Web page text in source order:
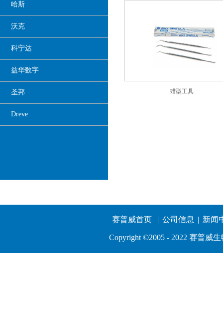
哈斯
沃克
科宁达
益华数字
圣邦
Dreve
蜡型工具
赛普威首页 | 公司信息 | 新闻
Copyright ©2005 - 2022 赛普威